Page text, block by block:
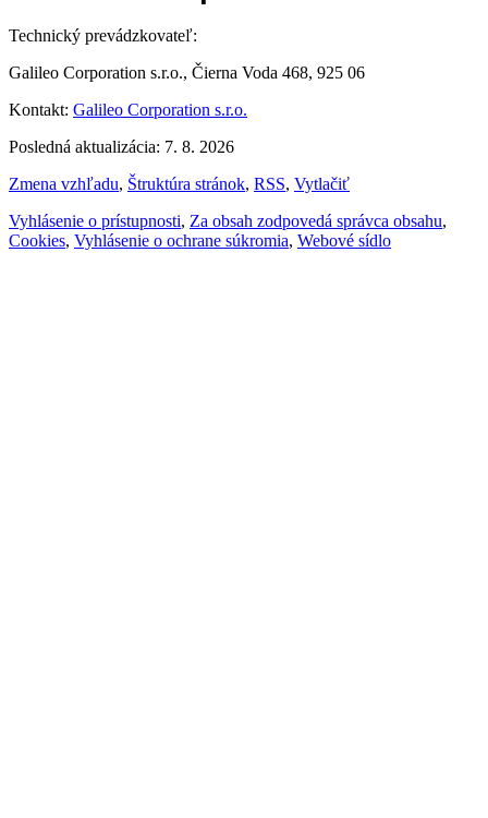
Technický prevádzkovateľ:
Galileo Corporation s.r.o., Čierna Voda 468, 925 06
Kontakt: Galileo Corporation s.r.o.
Posledná aktualizácia: 7. 8. 2026
Zmena vzhľadu, Štruktúra stránok, RSS, Vytlačiť
Vyhlásenie o prístupnosti, Za obsah zodpovedá správca obsahu,
Cookies, Vyhlásenie o ochrane súkromia, Webové sídlo